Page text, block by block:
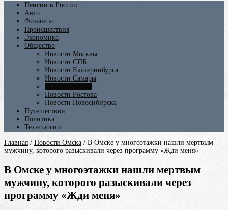
Пенсии в России
Авто
Финансы
Происшествия
Экономика
Общество
Новости Москвы
Новости СПБ
Новости Екатеринбурга
Новости Самары
Новости Ростова
Новости Новосибирска
Путешествия
Политика
Технологии
Главная / Новости Омска / В Омске у многоэтажки нашли мертвым
мужчину, которого разыскивали через программу «Жди меня»
В Омске у многоэтажки нашли мертвым
мужчину, которого разыскивали через
программу «Жди меня»